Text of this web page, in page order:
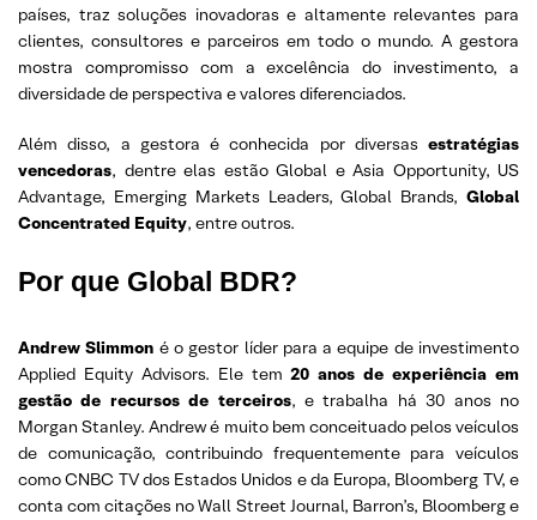
países, traz soluções inovadoras e altamente relevantes para
clientes, consultores e parceiros em todo o mundo. A gestora
mostra compromisso com a excelência do investimento, a
diversidade de perspectiva e valores diferenciados.
Além disso, a gestora é conhecida por diversas estratégias
vencedoras, dentre elas estão Global e Asia Opportunity, US
Advantage, Emerging Markets Leaders, Global Brands, Global
Concentrated Equity, entre outros.
Por que Global BDR?
Andrew Slimmon é o gestor líder para a equipe de investimento
Applied Equity Advisors. Ele tem20 anos de experiência em
gestão de recursos de terceiros, e trabalha há 30 anos no
Morgan Stanley. Andrew é muito bem conceituado pelos veículos
de comunicação, contribuindo frequentemente para veículos
como CNBC TV dos Estados Unidos e da Europa, Bloomberg TV, e
conta com citações no Wall Street Journal, Barron’s, Bloomberg e